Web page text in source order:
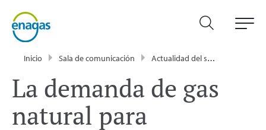
Inicio Sala de comunicación Actualidad del sector energético - Enagás
La demanda de gas
natural para